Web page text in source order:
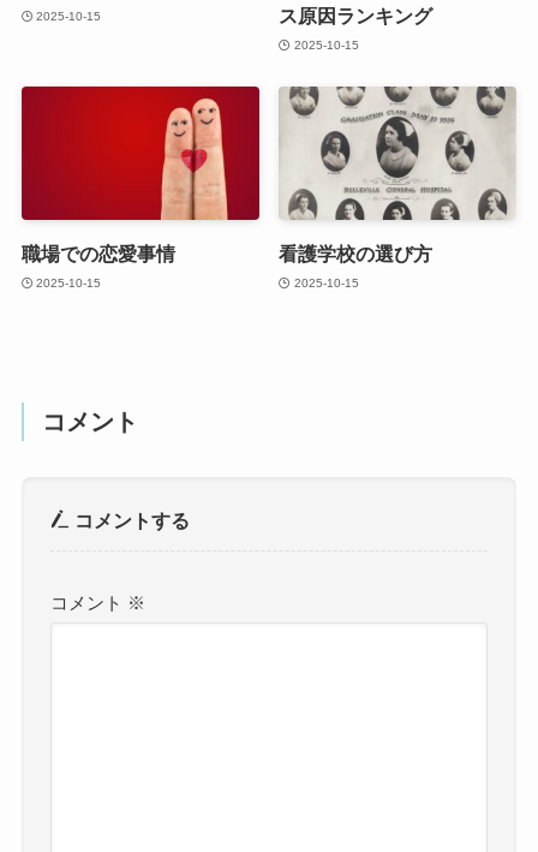
2025-10-15
ス原因ランキング
2025-10-15
職場での恋愛事情
2025-10-15
看護学校の選び方
2025-10-15
コメント
コメントする
コメント ※